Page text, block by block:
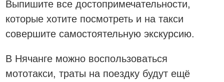
Выпишите все достопримечательности,
которые хотите посмотреть и на такси
совершите самостоятельную экскурсию.
В Нячанге можно воспользоваться
мототакси, траты на поездку будут ещё